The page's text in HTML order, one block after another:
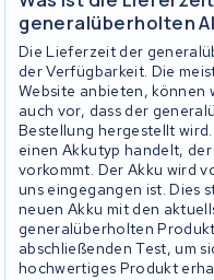
generalüberholten
Die Lieferzeit der
der Verfügbarkeit. Die
Website anbieten, können
auch vor, dass der
Bestellung hergestellt
einen Akkutyp handelt,
vorkommt. Der Akku wird
uns eingegangen ist. Dies
neuen Akku mit den
generalüberholten
abschließenden Test, um
hochwertiges Produkt